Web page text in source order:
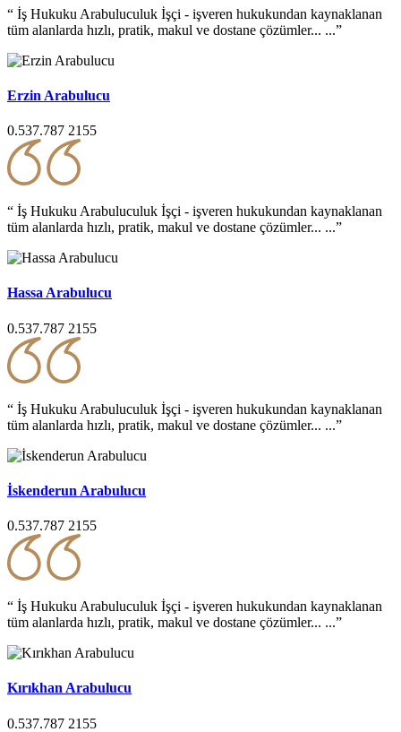
“ İş Hukuku Arabuluculuk İşçi - işveren hukukundan kaynaklanan
tüm alanlarda hızlı, pratik, makul ve dostane çözümler... ...”
Erzin Arabulucu
0.537.787 2155
“ İş Hukuku Arabuluculuk İşçi - işveren hukukundan kaynaklanan
tüm alanlarda hızlı, pratik, makul ve dostane çözümler... ...”
Hassa Arabulucu
0.537.787 2155
“ İş Hukuku Arabuluculuk İşçi - işveren hukukundan kaynaklanan
tüm alanlarda hızlı, pratik, makul ve dostane çözümler... ...”
İskenderun Arabulucu
0.537.787 2155
“ İş Hukuku Arabuluculuk İşçi - işveren hukukundan kaynaklanan
tüm alanlarda hızlı, pratik, makul ve dostane çözümler... ...”
Kırıkhan Arabulucu
0.537.787 2155